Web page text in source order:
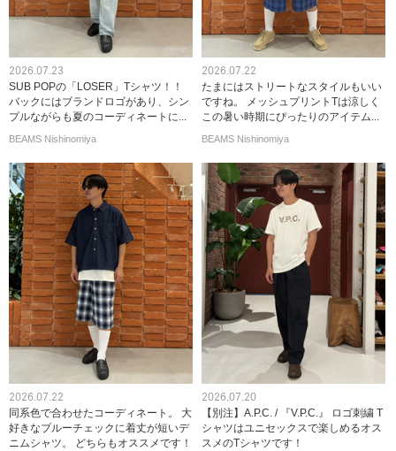
2026.07.23
SUB POPの「LOSER」Tシャツ！！
バックにはブランドロゴがあり、シン
プルながらも夏のコーディネートに...
BEAMS Nishinomiya
2026.07.22
たまにはストリートなスタイルもいい
ですね。 メッシュプリントTは涼しく
この暑い時期にぴったりのアイテム...
BEAMS Nishinomiya
2026.07.22
同系色で合わせたコーディネート。 大
好きなブルーチェックに着丈が短いデ
ニムシャツ。 どちらもオススメです！
2026.07.20
【別注】A.P.C. / 『V.P.C.』 ロゴ刺繍 T
シャツはユニセックスで楽しめるオス
スメのTシャツです！